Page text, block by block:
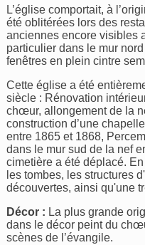
L’église comportait, à
été oblitérées lors des
anciennes encore visibles
particulier dans le mur
fenêtres en plein cintre
Cette église a été
siècle : Rénovation
chœur, allongement de la
construction d’une
entre 1865 et 1868,
dans le mur sud de la nef
cimetière a été déplacé.
les tombes, les structures
découvertes, ainsi qu'une
Décor : La plus grande
dans le décor peint du
scènes de l’évangile.